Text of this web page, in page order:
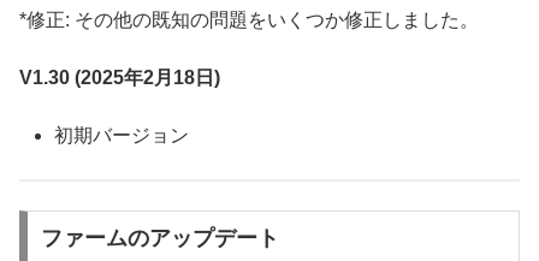
*修正: その他の既知の問題をいくつか修正しました。
V1.30 (2025年2月18日)
初期バージョン
ファームのアップデート